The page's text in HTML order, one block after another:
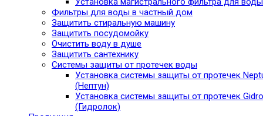
Фильтры для воды в частный дом
Защитить стиральную машину
Защитить посудомойку
Очистить воду в душе
Защитить сантехнику
Системы защиты от протечек воды
Установка системы защиты от протечек
(Нептун)
Установка системы защиты от протечек
(Гидролок)